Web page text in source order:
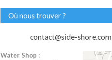
Où nous trouver ?
contact@side-shore.com
Water Shop :